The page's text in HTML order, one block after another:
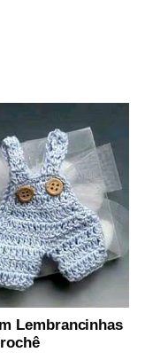
Lembrancinhas